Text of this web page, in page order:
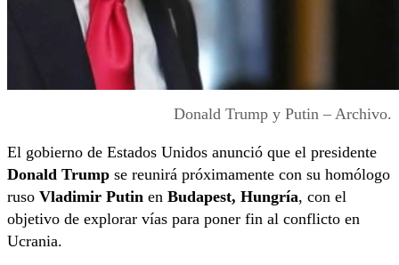
Donald Trump y Putin – Archivo.
El gobierno de Estados Unidos anunció que el presidente
Donald Trump se reunirá próximamente con su homólogo
ruso Vladimir Putin en Budapest, Hungría, con el
objetivo de explorar vías para poner fin al conflicto en
Ucrania.